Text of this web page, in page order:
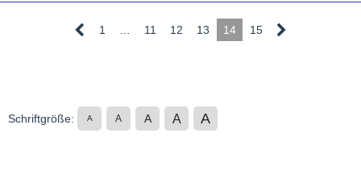
1 … 11 12 13 14 15
Schriftgröße: A A A A A